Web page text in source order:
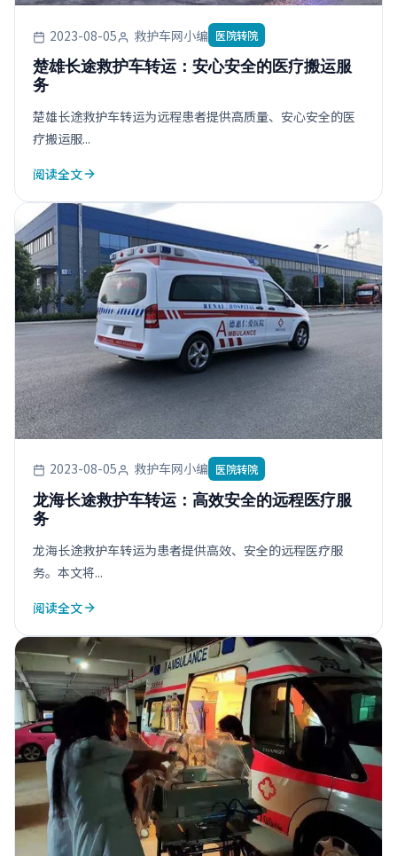
2023-08-05 救护车网小编 医院转院
楚雄长途救护车转运：安心安全的医疗搬运服
务
楚雄长途救护车转运为远程患者提供高质量、安心安全的医
疗搬运服...
阅读全文
2023-08-05 救护车网小编 医院转院
龙海长途救护车转运：高效安全的远程医疗服
务
龙海长途救护车转运为患者提供高效、安全的远程医疗服
务。本文将...
阅读全文